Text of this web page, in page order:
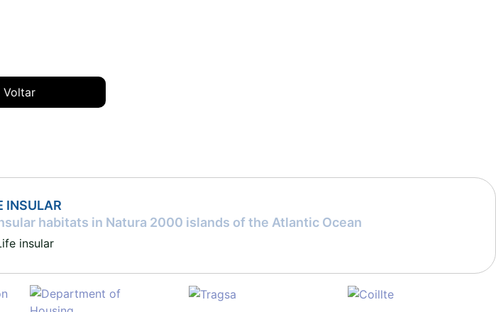
Voltar
INSULAR
habitats in Natura 2000 islands of the Atlantic Ocean